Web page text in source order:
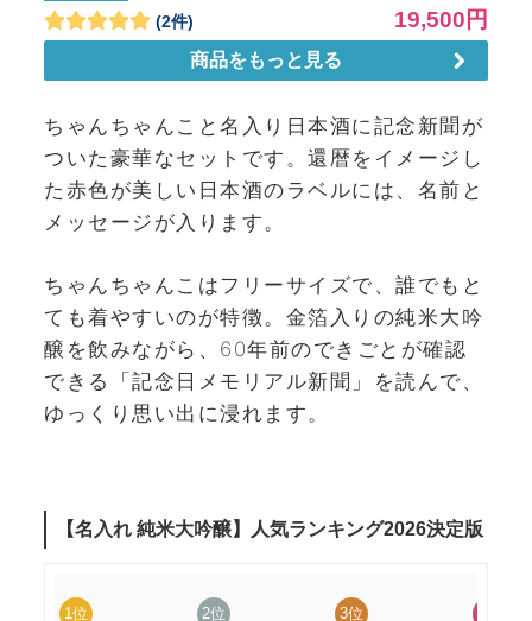
ちゃんちゃんこと名入り日本酒に記念新聞が
ついた豪華なセットです。還暦をイメージし
た赤色が美しい日本酒のラベルには、名前と
メッセージが入ります。
ちゃんちゃんこはフリーサイズで、誰でもと
ても着やすいのが特徴。金箔入りの純米大吟
醸を飲みながら、60年前のできごとが確認
できる「記念日メモリアル新聞」を読んで、
ゆっくり思い出に浸れます。